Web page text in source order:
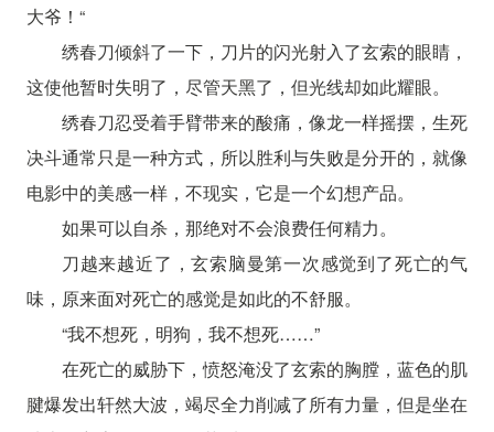
大爷！“
绣春刀倾斜了一下，刀片的闪光射入了玄索的眼睛，
这使他暂时失明了，尽管天黑了，但光线却如此耀眼。
绣春刀忍受着手臂带来的酸痛，像龙一样摇摆，生死
决斗​​通常只是一种方式，所以胜利与失败是分开的，就像
电影中的美感一样，不现实，它是一个幻想产品。
如果可以自杀，那绝对不会浪费任何精力。
刀越来越近了，玄索脑曼第一次感觉到了死亡的气
味，原来面对死亡的感觉是如此的不舒服。
“我不想死，明狗，我不想死……”
在死亡的威胁下，愤怒淹没了玄索的胸膛，蓝色的肌
腱爆发出轩然大波，竭尽全力削减了所有力量，但是坐在